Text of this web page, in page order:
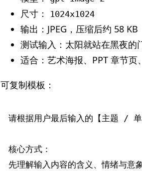
尺寸： 1024x1024
输出：JPEG，压缩后约 58 KB
测试输入：太阳就站在黑夜的
适合：艺术海报、PPT 章节页
可复制模板：
请根据用户最后输入的【主题 /
核心方式：
先理解输入内容的含义、情绪与意